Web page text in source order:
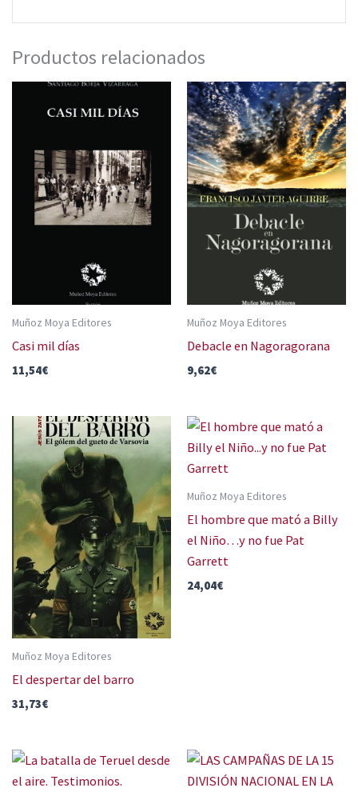
Productos relacionados
Muñoz Moya Editores
Casi mil días
11,54€
Muñoz Moya Editores
Debacle en Nagoragorana
9,62€
Muñoz Moya Editores
El despertar del barro
31,73€
Muñoz Moya Editores
El hombre que mató a Billy
el Niño…y no fue Pat
Garrett
24,04€